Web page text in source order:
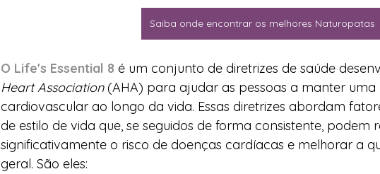
Saiba onde encontrar os melhores Naturopatas
O Life's Essential 8 é um conjunto de diretrizes de saúde
Heart Association (AHA) para ajudar as pessoas a manter uma
cardiovascular ao longo da vida. Essas diretrizes abordam
de estilo de vida que, se seguidos de forma consistente, podem
significativamente o risco de doenças cardíacas e melhorar a
geral. São eles: